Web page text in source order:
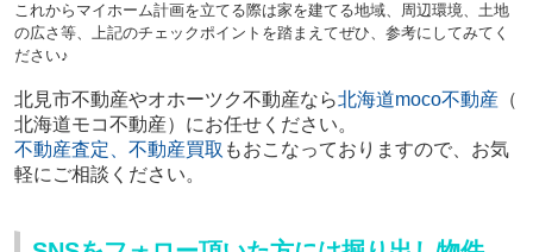
これからマイホーム計画を立てる際は家を建てる地域、周辺環境、土地
の広さ等、上記のチェックポイントを踏まえてぜひ、参考にしてみてく
ださい♪
北見市不動産やオホーツク不動産なら北海道moco不動産（
北海道モコ不動産）にお任せください。
不動産査定、不動産買取 もおこなっておりますので、 お気
軽にご相談ください。